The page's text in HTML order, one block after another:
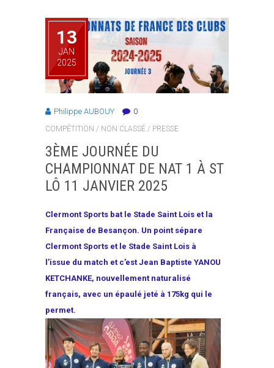
13
JAN
2025
Philippe AUBOUY 0
COMPÉTITION / NON CLASSÉ / PRESSE
3ÈME JOURNÉE DU
CHAMPIONNAT DE NAT 1 À ST
LÔ 11 JANVIER 2025
Clermont Sports bat le Stade Saint Lois et la
Française de Besançon. Un point sépare
Clermont Sports et le Stade Saint Lois à
l’issue du match et c’est Jean Baptiste YANOU
KETCHANKE, nouvellement naturalisé
français, avec un épaulé jeté à 175kg qui le
permet.